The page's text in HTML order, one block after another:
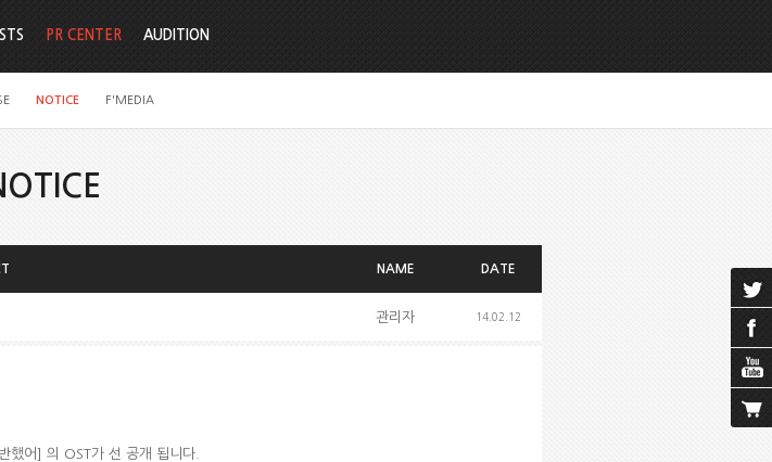
PR CENTER
NOTICE F'MEDIA
AUDITION
NAME DATE
관리자 14.02.12
어] 의 OST가 선 공개 됩니다.